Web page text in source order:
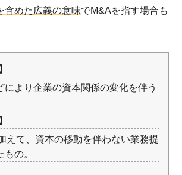
含めた広義の意味でM&Aを指す場合も
により企業の資本関係の変化を伴う
えて、資本の移動を伴わない業務提
の。